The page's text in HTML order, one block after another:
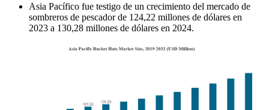
Asia Pacífico fue testigo de un crecimiento del mercado de
sombreros de pescador de 124,22 millones de dólares en
2023 a 130,28 millones de dólares en 2024.